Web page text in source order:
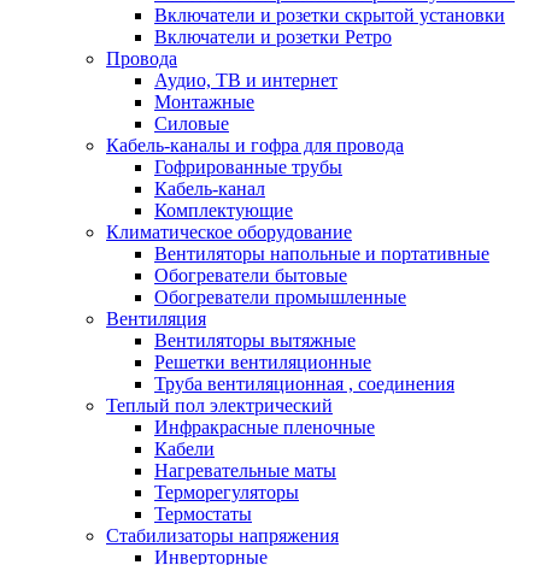
Включатели и розетки скрытой установки
Включатели и розетки Ретро
Провода
Аудио, ТВ и интернет
Монтажные
Силовые
Кабель-каналы и гофра для провода
Гофрированные трубы
Кабель-канал
Комплектующие
Климатическое оборудование
Вентиляторы напольные и портативные
Обогреватели бытовые
Обогреватели промышленные
Вентиляция
Вентиляторы вытяжные
Решетки вентиляционные
Труба вентиляционная , соединения
Теплый пол электрический
Инфракрасные пленочные
Кабели
Нагревательные маты
Терморегуляторы
Термостаты
Стабилизаторы напряжения
Инверторные